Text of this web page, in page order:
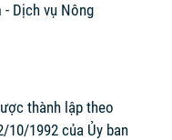
- Dịch vụ Nông
thành lập theo
10/1992 của Ủy ban